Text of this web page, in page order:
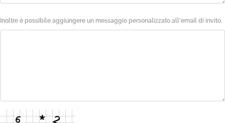
Inoltre è possibile aggiungere un messaggio personalizzato all'email di invito.